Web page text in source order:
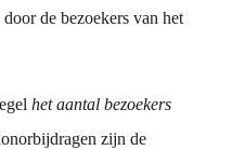
de bezoekers van het
het aantal bezoekers
zijn de